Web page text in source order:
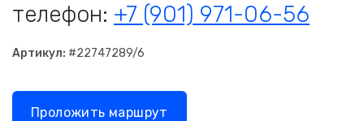
телефон: +7 (901) 971-06-56
Артикул: #22747289/6
Проложить маршрут